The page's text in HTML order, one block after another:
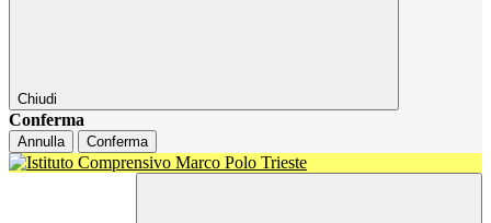
Chiudi
Conferma
Annulla Conferma